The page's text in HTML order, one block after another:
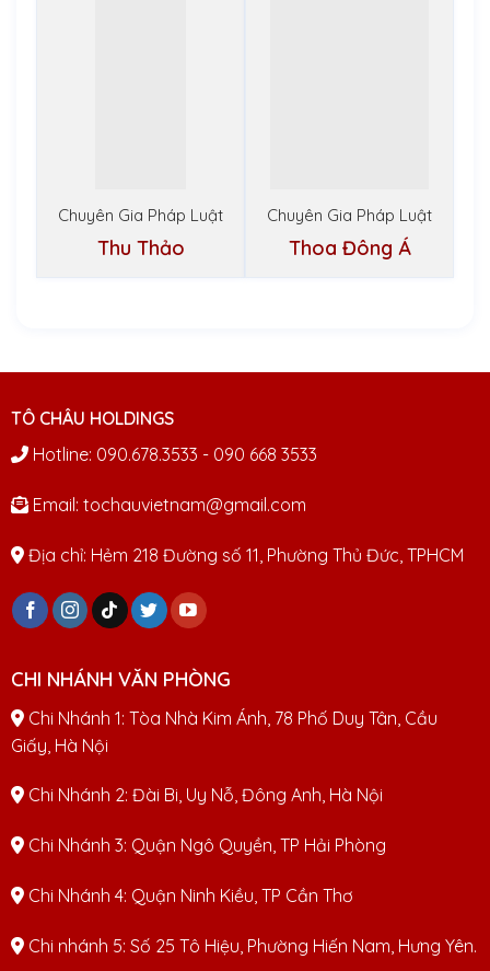
Chuyên Gia Pháp Luật
Thu Thảo
Chuyên Gia Pháp Luật
Thoa Đông Á
TÔ CHÂU HOLDINGS
Hotline: 090.678.3533 - 090 668 3533
Email: tochauvietnam@gmail.com
Địa chỉ: Hẻm 218 Đường số 11, Phường Thủ Đức, TPHCM
CHI NHÁNH VĂN PHÒNG
Chi Nhánh 1: Tòa Nhà Kim Ánh, 78 Phố Duy Tân, Cầu
Giấy, Hà Nội
Chi Nhánh 2: Đài Bi, Uy Nỗ, Đông Anh, Hà Nội
Chi Nhánh 3: Quận Ngô Quyền, TP Hải Phòng
Chi Nhánh 4: Quận Ninh Kiều, TP Cần Thơ
Chi nhánh 5: Số 25 Tô Hiệu, Phường Hiến Nam, Hưng Yên.